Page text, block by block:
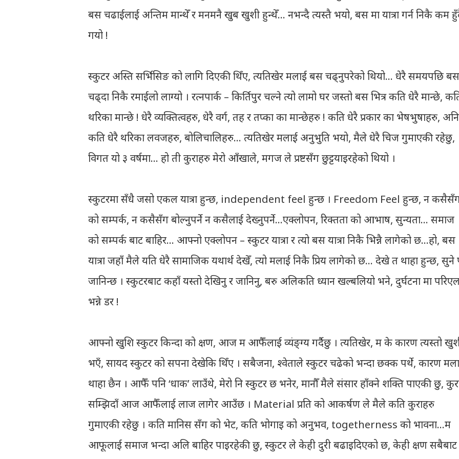
बस चढाईलाई अन्तिम मान्थेँ र मनमनै खुब खुशी हुन्थेँ… नभन्दै त्यस्तै भयो, बस मा यात्रा गर्न निकै कम
गयो !
स्कुटर अस्ति सर्भिसिङ को लागि दिएकी थिँए, त्यतिखेर मलाई बस चढ्नुपरेको थियो… धेरै समयपछि बस
चढ्दा निकै रमाईलो लाग्यो । रत्नपार्क – किर्तिपुर चल्ने त्यो लामो घर जस्तो बस भित्र कति धेरै मान्छे,
थरिका मान्छे ! धेरै व्यक्तित्वहरु, धेरै वर्ग, तह र तप्का का मान्छेहरु ! कति धेरै प्रकार का भेषभुषाहरु, अनि
कति धेरै थरिका लवजहरु, बोलिचालिहरु… त्यतिखेर मलाई अनुभुति भयो, मैले धेरै चिज गुमाएकी रहेछु,
विगत यो ३ वर्षमा… हो ती कुराहरु मेरो आँखाले, मगज ले प्रष्टसँग छुट्टयाइरहेको थियो ।
स्कुटरमा सँधै जसो एकल यात्रा हुन्छ, independent feel हुन्छ । Freedom Feel हुन्छ, न
को सम्पर्क, न कसैसँग बोल्नुपर्ने न कसैलाई देख्नुपर्ने…एक्लोपन, रिक्तता को आभाष, सुन्यता… समाज
को सम्पर्क बाट बाहिर… आफ्नो एक्लोपन – स्कुटर यात्रा र त्यो बस यात्रा निकै भिन्नै लागेको छ…हो, बस
यात्रा जहाँ मैले यति धेरै सामाजिक यथार्थ देखेँ, त्यो मलाई निकै प्रिय लागेको छ… देखे त थाहा हुन्छ, सुने
जानिन्छ । स्कुटरबाट कहाँ यस्तो देखिनु र जानिनु, बरु अलिकति ध्यान खल्बलियो भने, दुर्घटना मा
भन्ने डर !
आफ्नो खुशि स्कुटर किन्दा को क्षण, आज म आफैँलाई व्यंङ्ग्य गर्दैछु । त्यतिखेर, म के कारण त्यस्तो
भएँ, सायद स्कुटर को सपना देखेकि थिँए । सबैजना, श्वेताले स्कुटर चढेको भन्दा छक्क पर्थे, कारण
थाहा छैन । आफैँ पनि ‘धाक’ लाउँथे, मेरो नि स्कुटर छ भनेर, मानौँ मैले संसार हाँक्ने शक्ति पाएकी छु,
सम्झिदाँ आज आफैँलाई लाज लागेर आउँछ । Material प्रति को आकर्षण ले मैले कति कुराहरु
गुमाएकी रहेछु । कति मानिस सँग को भेट, कति भोगाइ को अनुभव, togetherness को भावना…म
आफूलाई समाज भन्दा अलि बाहिर पाइरहेकी छु, स्कुटर ले केही दुरी बढाइदिएको छ, केही क्षण सबैबाट